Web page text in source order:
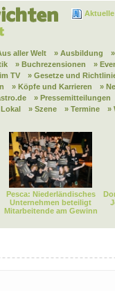
aller Welt » Ausbildung
» Buchrezensionen
»
TV
» Gesetze und
» Köpfe und Karrieren
»
» Pressemitteilungen
» Szene » Termine »
Pesca: Niederländisches
Unternehmen beteiligt
Mitarbeitende am Gewinn